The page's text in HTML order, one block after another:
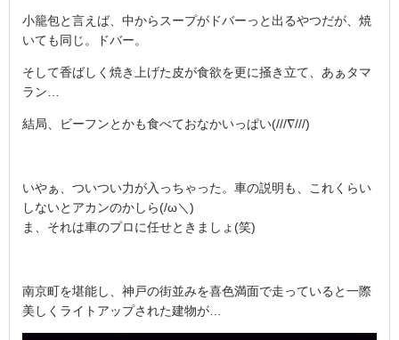
小籠包と言えば、中からスープがドバーっと出るやつだが、焼
いても同じ。ドバー。
そして香ばしく焼き上げた皮が食欲を更に掻き立て、あぁタマ
ラン…
結局、ビーフンとかも食べておなかいっぱい(///∇///)
いやぁ、ついつい力が入っちゃった。車の説明も、これくらい
しないとアカンのかしら(/ω＼)
ま、それは車のプロに任せときましょ(笑)
南京町を堪能し、神戸の街並みを喜色満面で走っていると一際
美しくライトアップされた建物が…